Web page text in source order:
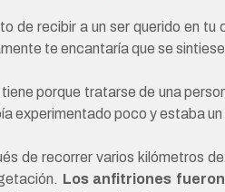
de recibir a un ser querido en
te encantaría que se
porque tratarse de una
experimentado poco y estaba
de recorrer varios kilómetros
Los anfitriones